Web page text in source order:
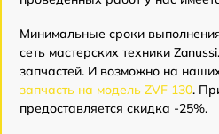
Минимальные сроки
сеть мастерских техники
запчастей. И возможно на
запчасть на модель ZVF 130.
предоставляется скидка -25%.